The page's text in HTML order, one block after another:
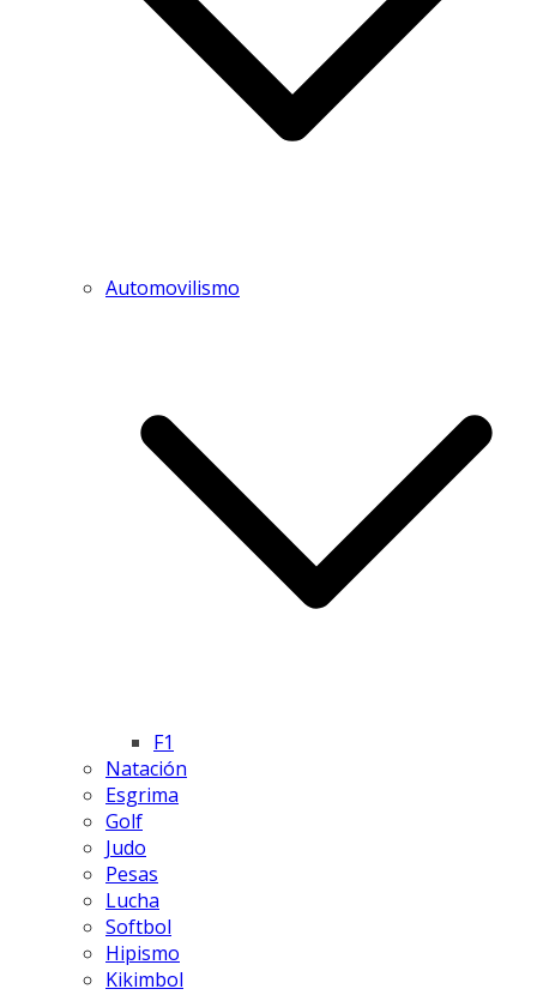
Automovilismo
F1
Natación
Esgrima
Golf
Judo
Pesas
Lucha
Softbol
Hipismo
Kikimbol